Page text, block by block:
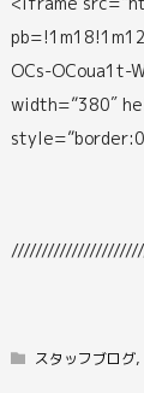
OCs-OCoua1t-
width=”380″
スタッフブログ,